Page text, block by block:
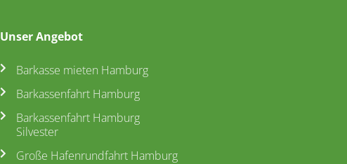
Unser Angebot
Barkasse mieten Hamburg
Barkassenfahrt Hamburg
Barkassenfahrt Hamburg
Silvester
Große Hafenrundfahrt Hamburg